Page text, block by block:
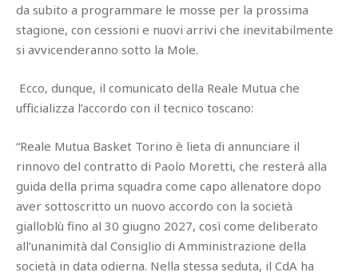
da subito a programmare le mosse per la prossima
stagione, con cessioni e nuovi arrivi che inevitabilmente
si avvicenderanno sotto la Mole.
Ecco, dunque, il comunicato della Reale Mutua che
ufficializza l’accordo con il tecnico toscano:
“Reale Mutua Basket Torino è lieta di annunciare il
rinnovo del contratto di Paolo Moretti, che resterà alla
guida della prima squadra come capo allenatore dopo
aver sottoscritto un nuovo accordo con la società
gialloblù fino al 30 giugno 2027, così come deliberato
all’unanimità dal Consiglio di Amministrazione della
società in data odierna. Nella stessa seduta, il CdA ha